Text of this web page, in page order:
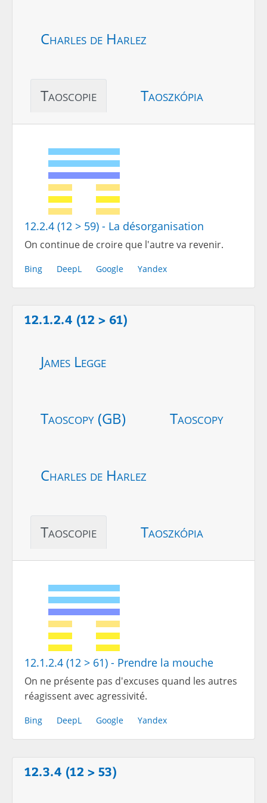
Charles de Harlez
Taoscopie Taoszkópia
12.2.4 (12 > 59) - La désorganisation
On continue de croire que l'autre va revenir.
Bing DeepL Google Yandex
12.1.2.4 (12 > 61)
James Legge
Taoscopy (GB) Taoscopy
Charles de Harlez
Taoscopie Taoszkópia
12.1.2.4 (12 > 61) - Prendre la mouche
On ne présente pas d'excuses quand les autres
réagissent avec agressivité.
Bing DeepL Google Yandex
12.3.4 (12 > 53)